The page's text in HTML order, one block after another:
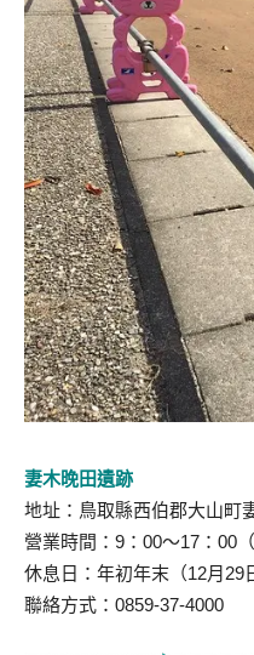
妻木晚田遺跡
地址：鳥取縣西伯郡大山町
營業時間：9：00～17：00
休息日：年初年末（12月29
聯絡方式：0859-37-4000